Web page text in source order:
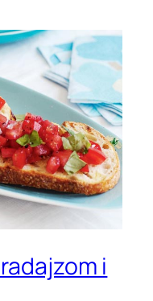
i